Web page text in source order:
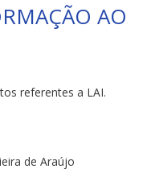
AO
referentes a LAI.
de Araújo